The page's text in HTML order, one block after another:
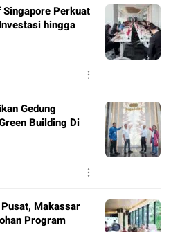
Singapore Perkuat
hingga
Gedung
Building Di
Makassar
Program